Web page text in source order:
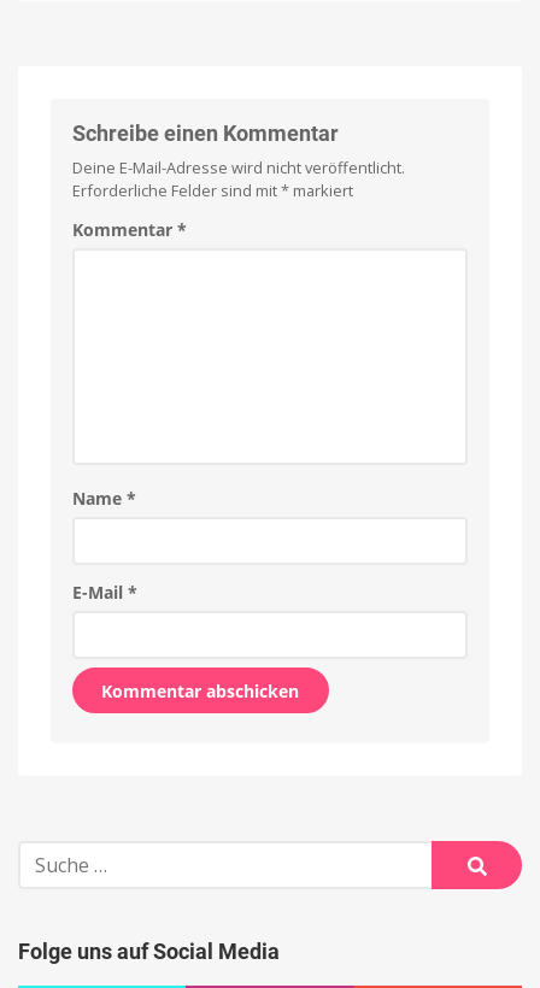
Store
mit
Einmalkauf
Fotos?
als
Zwischendurch-
Schreibe einen Kommentar
Deine E-Mail-Adresse wird nicht veröffentlicht.
Erforderliche Felder sind mit* markiert
Kommentar *
Name *
E-Mail *
Suche
nach:
Suche
Folge uns auf Social Media